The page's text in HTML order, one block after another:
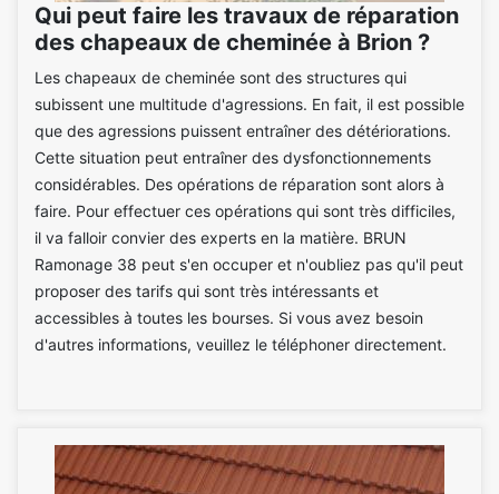
Qui peut faire les travaux de réparation
des chapeaux de cheminée à Brion ?
Les chapeaux de cheminée sont des structures qui
subissent une multitude d'agressions. En fait, il est possible
que des agressions puissent entraîner des détériorations.
Cette situation peut entraîner des dysfonctionnements
considérables. Des opérations de réparation sont alors à
faire. Pour effectuer ces opérations qui sont très difficiles,
il va falloir convier des experts en la matière. BRUN
Ramonage 38 peut s'en occuper et n'oubliez pas qu'il peut
proposer des tarifs qui sont très intéressants et
accessibles à toutes les bourses. Si vous avez besoin
d'autres informations, veuillez le téléphoner directement.